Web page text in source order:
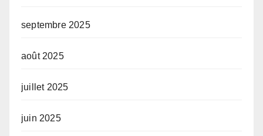
septembre 2025
août 2025
juillet 2025
juin 2025